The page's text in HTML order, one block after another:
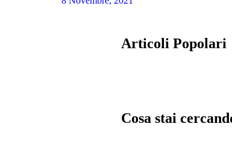
Articoli Popolari
Cosa stai